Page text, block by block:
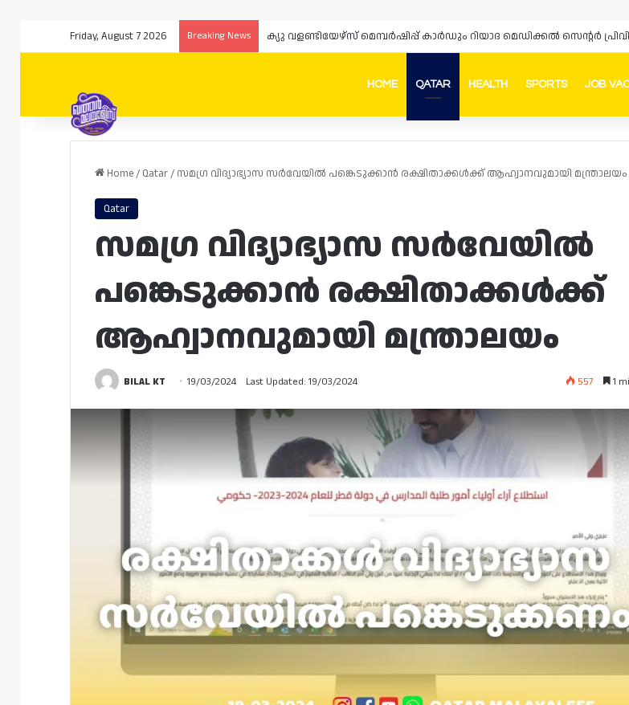
Friday, August 7 2026 Breaking News
HOME QATAR HEALTH SPORTS JOB
Home/ Qatar/ സമഗ്ര വിദ്യാഭ്യാസ സർവേയിൽ പങ്കെടുക്കാൻ രക്ഷിതാക്കൾക്ക് ആഹ്വാനവുമായി മന്ത്രാലയം
Qatar
സമഗ്ര വിദ്യാഭ്യാസ സർവേയിൽ
പങ്കെടുക്കാൻ രക്ഷിതാക്കൾക്ക്
ആഹ്വാനവുമായി മന്ത്രാലയം
BILAL KT 19/03/2024 Last Updated: 19/03/2024 557 1